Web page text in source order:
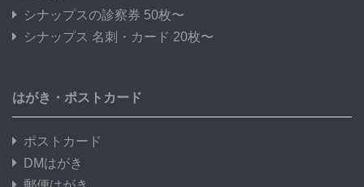
シナップスの診察券 50枚〜
シナップス 名刺・カード 20枚〜
はがき・ポストカード
ポストカード
DMはがき